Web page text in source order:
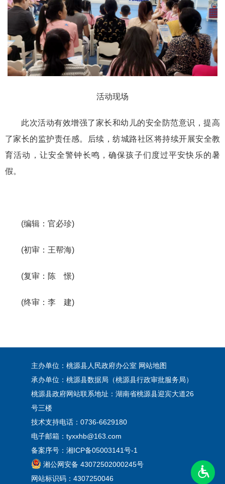
活动现场
此次活动有效增强了家长和幼儿的安全防范意识，提高
了家长的监护责任感。后续，纺城路社区将持续开展安全教
育活动，让安全警钟长鸣，确保孩子们度过平安快乐的暑
假。
(编辑：官必珍)
(初审：王帮海)
(复审：陈 憬)
(终审：李 建)
主办单位：桃源县人民政府办公室 网站地图
承办单位：桃源县数据局（桃源县行政审批服务局）
桃源县政府网站联系地址：湖南省桃源县迎宾大道26
号三楼
技术支持电话：0736-6629180
电子邮箱：tyxxhb@163.com
备案序号： 湘ICP备05003141号-1
湘公网安备 43072502000245号
网站标识码：4307250046